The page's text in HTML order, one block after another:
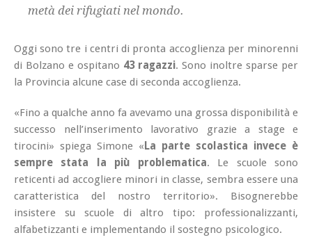
metà dei rifugiati nel mondo.
Oggi sono tre i centri di pronta accoglienza per minorenni
di Bolzano e ospitano 43 ragazzi. Sono inoltre sparse per
la Provincia alcune case di seconda accoglienza.
«Fino a qualche anno fa avevamo una grossa disponibilità e
successo nell’inserimento lavorativo grazie a stage e
tirocini» spiega Simone « La parte scolastica invece è
sempre stata la più problematica. Le scuole sono
reticenti ad accogliere minori in classe, sembra essere una
caratteristica del nostro territorio». Bisognerebbe
insistere su scuole di altro tipo: professionalizzanti,
alfabetizzanti e implementando il sostegno psicologico.